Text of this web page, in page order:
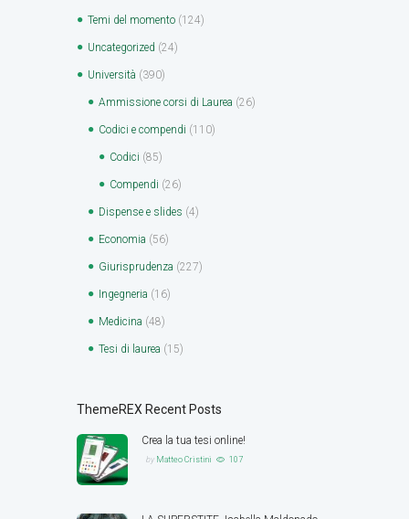
Temi del momento (124)
Uncategorized (24)
Università (390)
Ammissione corsi di Laurea (26)
Codici e compendi (110)
Codici (85)
Compendi (26)
Dispense e slides (4)
Economia (56)
Giurisprudenza (227)
Ingegneria (16)
Medicina (48)
Tesi di laurea (15)
ThemeREX Recent Posts
Crea la tua tesi online!
by Matteo Cristini 107